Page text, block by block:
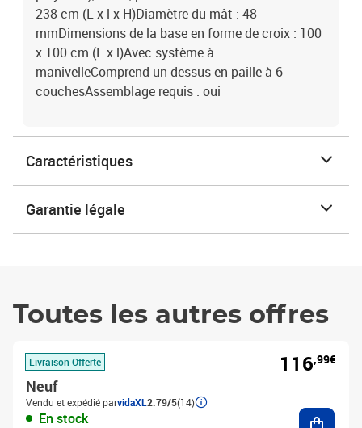
238 cm (L x l x H)Diamètre du mât : 48
mmDimensions de la base en forme de croix : 100
x 100 cm (L x l)Avec système à
manivelleComprend un dessus en paille à 6
couchesAssemblage requis : oui
Caractéristiques
Garantie légale
Toutes les autres offres
Livraison Offerte
Neuf
Vendu et expédié parvidaXL 2.79/5(14)
En stock
116,99€